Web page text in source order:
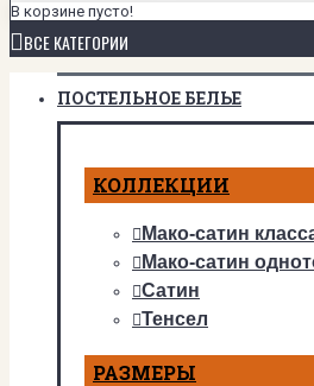
В корзине пусто!
ВСЕ КАТЕГОРИИ
ПОСТЕЛЬНОЕ БЕЛЬЕ
КОЛЛЕКЦИИ
Мако-сатин
Мако-сатин
Сатин
Тенсел
РАЗМЕРЫ